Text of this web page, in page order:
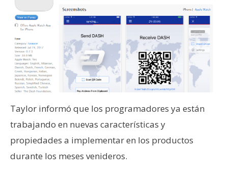
Taylor informó que los programadores ya están
trabajando en nuevas características y
propiedades a implementar en los productos
durante los meses venideros.